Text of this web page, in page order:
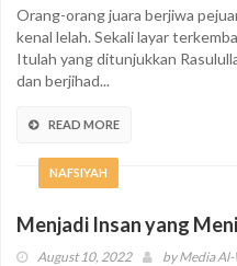
Orang-orang juara berjiwa
kenal lelah. Sekali layar
Itulah yang ditunjukkan
dan berjihad...
READ MORE
NAFSIYAH
Menjadi Insan yang
August 10, 2022 byMedia Al-